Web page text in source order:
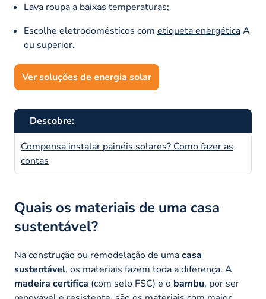
Lava roupa a baixas temperaturas;
Escolhe eletrodomésticos com etiqueta energéticaA
ou superior.
Ver soluções de energia solar
Descobre:
Compensa instalar painéis solares? Como fazer as
contas
Quais os materiais de uma casa
sustentável?
Na construção ou remodelação de umacasa
sustentável, os materiais fazem toda a diferença. A
madeira certifica (com selo FSC) e o bambu, por ser